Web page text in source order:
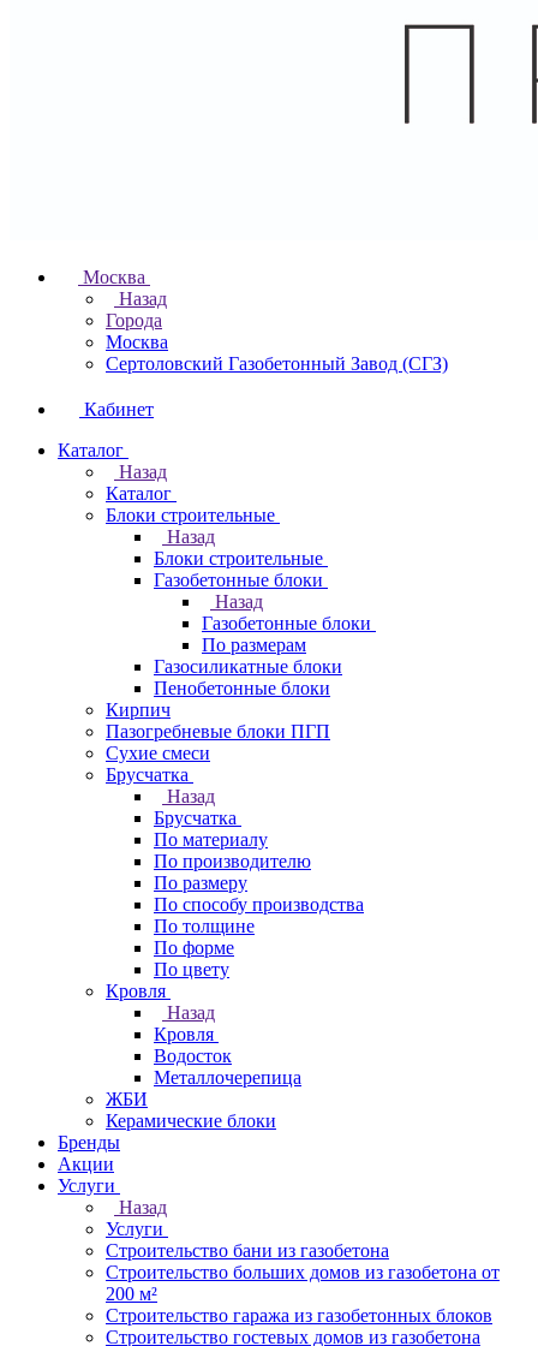
Москва
Назад
Города
Москва
Сертоловский Газобетонный Завод (СГЗ)
Кабинет
Каталог
Назад
Каталог
Блоки строительные
Назад
Блоки строительные
Газобетонные блоки
Назад
Газобетонные блоки
По размерам
Газосиликатные блоки
Пенобетонные блоки
Кирпич
Пазогребневые блоки ПГП
Сухие смеси
Брусчатка
Назад
Брусчатка
По материалу
По производителю
По размеру
По способу производства
По толщине
По форме
По цвету
Кровля
Назад
Кровля
Водосток
Металлочерепица
ЖБИ
Керамические блоки
Бренды
Акции
Услуги
Назад
Услуги
Строительство бани из газобетона
Строительство больших домов из газобетона от
200 м²
Строительство гаража из газобетонных блоков
Строительство гостевых домов из газобетона